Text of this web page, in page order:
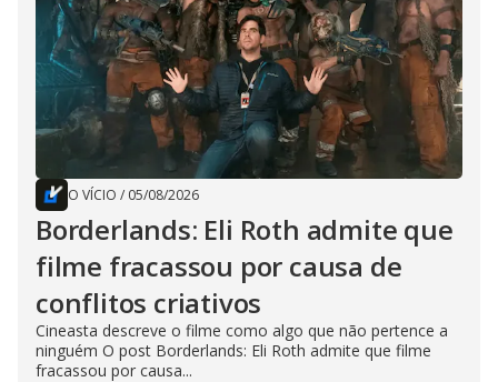
O VÍCIO / 05/08/2026
Borderlands: Eli Roth admite que
filme fracassou por causa de
conflitos criativos
Cineasta descreve o filme como algo que não pertence a
ninguém O post Borderlands: Eli Roth admite que filme
fracassou por causa...